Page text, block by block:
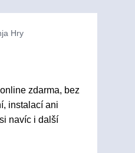
Hry
zdarma, bez
instalací ani
navíc i další